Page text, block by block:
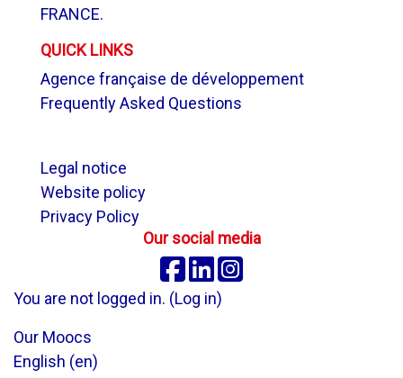
FRANCE.
QUICK LINKS
Agence française de développement
Frequently Asked Questions
Legal notice
Website policy
Privacy Policy
Our social media
Facebook
Linkedin
You are not logged in. (Log in)
Our Moocs
English ‎(en)‎